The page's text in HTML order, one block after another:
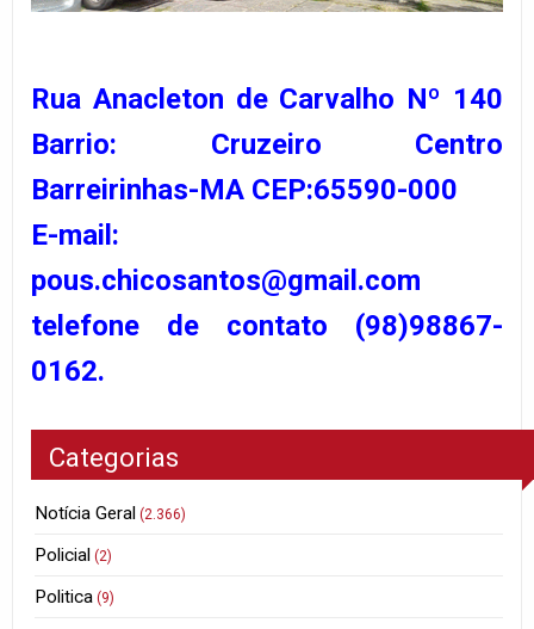
Rua Anacleton de Carvalho Nº 140
Barrio: Cruzeiro Centro
Barreirinhas-MA CEP:65590-000
E-mail:
pous.chicosantos@gmail.com
telefone de contato (98)98867-
0162.
Categorias
Notícia Geral (2.366)
Policial (2)
Politica (9)